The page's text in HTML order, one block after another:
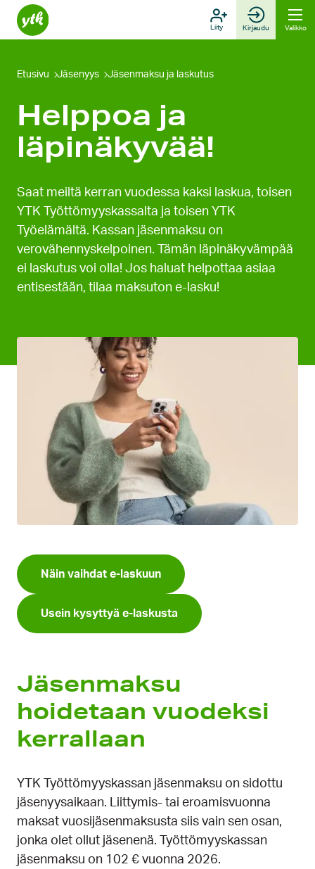
Hyppää
sisältöön
Liity Kirjaudu Valikko
Etusivu Jäsenyys Jäsenmaksu ja laskutus
Helppoa ja
läpinäkyvää!
Saat meiltä kerran vuodessa kaksi laskua, toisen
YTK Työttömyyskassalta ja toisen YTK
Työelämältä. Kassan jäsenmaksu on
verovähennyskelpoinen. Tämän läpinäkyvämpää
ei laskutus voi olla! Jos haluat helpottaa asiaa
entisestään, tilaa maksuton e-lasku!
Näin vaihdat e-laskuun
Usein kysyttyä e-laskusta
Jäsenmaksu
hoidetaan vuodeksi
kerrallaan
YTK Työttömyyskassan jäsenmaksu on sidottu
jäsenyysaikaan. Liittymis- tai eroamisvuonna
maksat vuosijäsenmaksusta siis vain sen osan,
jonka olet ollut jäsenenä. Työttömyyskassan
jäsenmaksu on 102 € vuonna 2026.